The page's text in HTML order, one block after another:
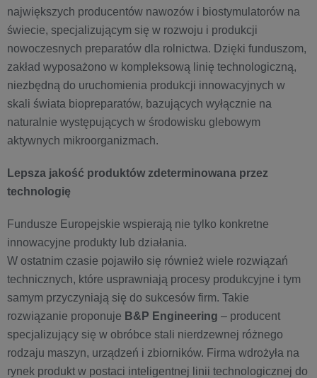
największych producentów nawozów i biostymulatorów na
świecie, specjalizującym się w rozwoju i produkcji
nowoczesnych preparatów dla rolnictwa. Dzięki funduszom,
zakład wyposażono w kompleksową linię technologiczną,
niezbędną do uruchomienia produkcji innowacyjnych w
skali świata biopreparatów, bazujących wyłącznie na
naturalnie występujących w środowisku glebowym
aktywnych mikroorganizmach.
Lepsza jakość produktów zdeterminowana przez
technologię
Fundusze Europejskie wspierają nie tylko konkretne
innowacyjne produkty lub działania.
W ostatnim czasie pojawiło się również wiele rozwiązań
technicznych, które usprawniają procesy produkcyjne i tym
samym przyczyniają się do sukcesów firm. Takie
rozwiązanie proponuje B&P Engineering – producent
specjalizujący się w obróbce stali nierdzewnej różnego
rodzaju maszyn, urządzeń i zbiorników. Firma wdrożyła na
rynek produkt w postaci inteligentnej linii technologicznej do